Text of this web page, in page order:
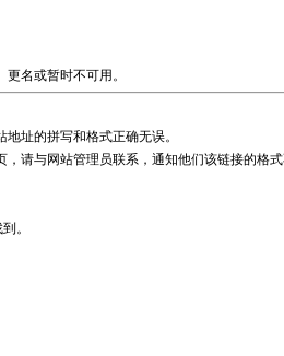
名或暂时不可用。
址的拼写和格式正确无误。
，请与网站管理员联系，通知他们该链接的格
。